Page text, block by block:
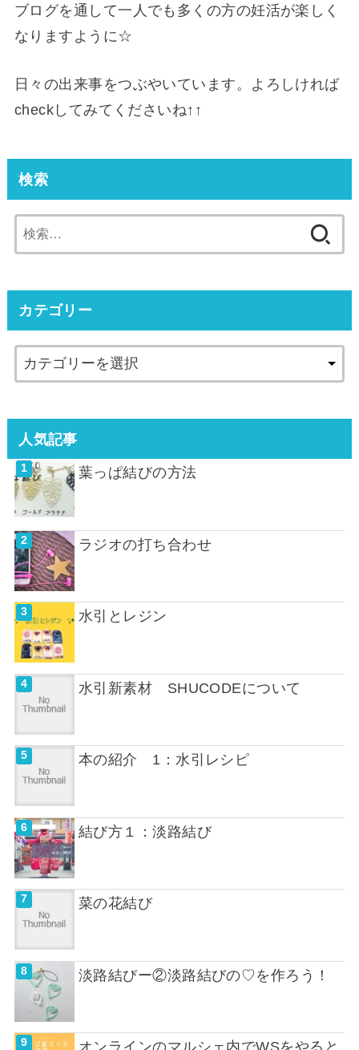
ブログを通して一人でも多くの方の妊活が楽しく
なりますように☆
日々の出来事をつぶやいています。よろしければ
checkしてみてくださいね↑↑
検索
索:
カテゴリー
人気記事
葉っぱ結びの方法
ラジオの打ち合わせ
水引とレジン
水引新素材 SHUCODEについて
本の紹介 1：水引レシピ
結び方１：淡路結び
菜の花結び
淡路結びー②淡路結びの♡を作ろう！